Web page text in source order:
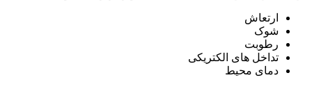
ارتعاش
شوک
رطوبت
تداخل های الکتریکی
دمای محیط